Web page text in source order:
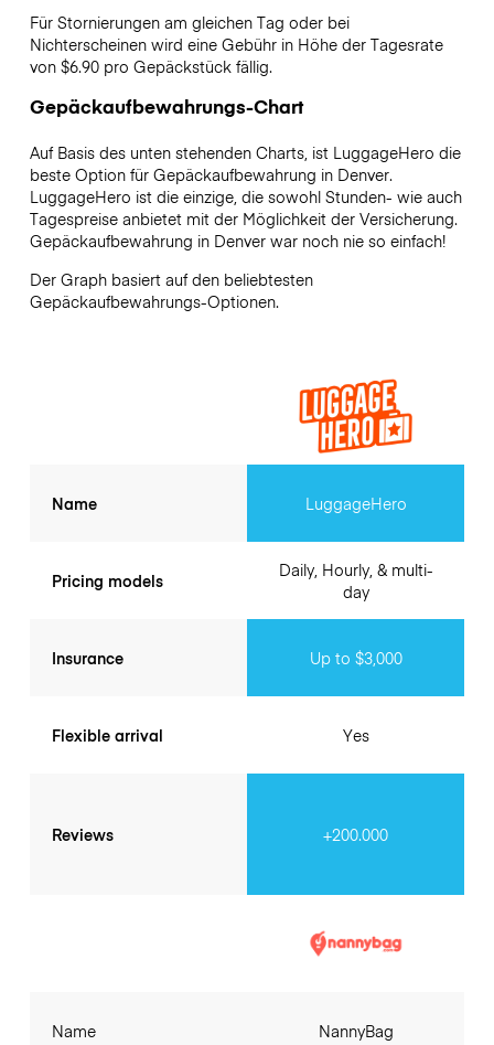
Für Stornierungen am gleichen Tag oder bei
Nichterscheinen wird eine Gebühr in Höhe der Tagesrate
von $6.90 pro Gepäckstück fällig.
Gepäckaufbewahrungs-Chart
Auf Basis des unten stehenden Charts, ist LuggageHero die
beste Option für Gepäckaufbewahrung in Denver.
LuggageHero ist die einzige, die sowohl Stunden- wie auch
Tagespreise anbietet mit der Möglichkeit der Versicherung.
Gepäckaufbewahrung in Denverwar noch nie so einfach!
Der Graph basiert auf den beliebtesten
Gepäckaufbewahrungs-Optionen.
Name
Pricing models
Insurance
Flexible arrival
Reviews
LuggageHero
Daily, Hourly, & multi-
day
Up to $3,000
Yes
+200.000
Name NannyBag